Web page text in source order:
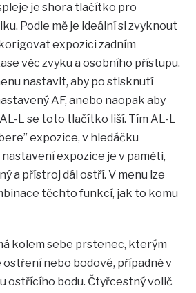
je shora tlačítko pro
Podle mě je ideální si zvyknout
expozici zadním
věc zvyku a osobního přístupu.
nastavit, aby po stisknutí
AF, anebo naopak aby
AL-L se toto tlačítko liší. Tím AL-L
expozice, v hledáčku
expozice je v paměti,
a přístroj dál ostří. V menu lze
těchto funkcí, jak to komu
kolem sebe prstenec, kterým
nebo bodové, případně v
ostřícího bodu. Čtyřcestný volič